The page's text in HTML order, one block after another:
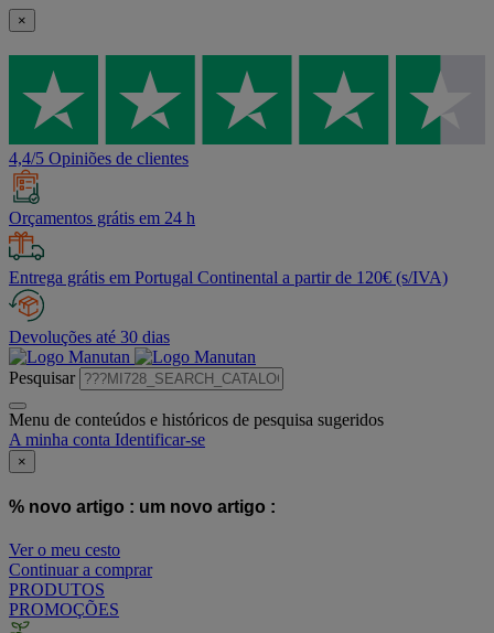
×
4,4/5 Opiniões de clientes
Orçamentos grátis em 24 h
Entrega grátis em Portugal Continental a partir de 120€ (s/IVA)
Devoluções até 30 dias
Pesquisar
Menu de conteúdos e históricos de pesquisa sugeridos
A minha conta Identificar-se
×
% novo artigo : um novo artigo :
Ver o meu cesto
Continuar a comprar
PRODUTOS
PROMOÇÕES